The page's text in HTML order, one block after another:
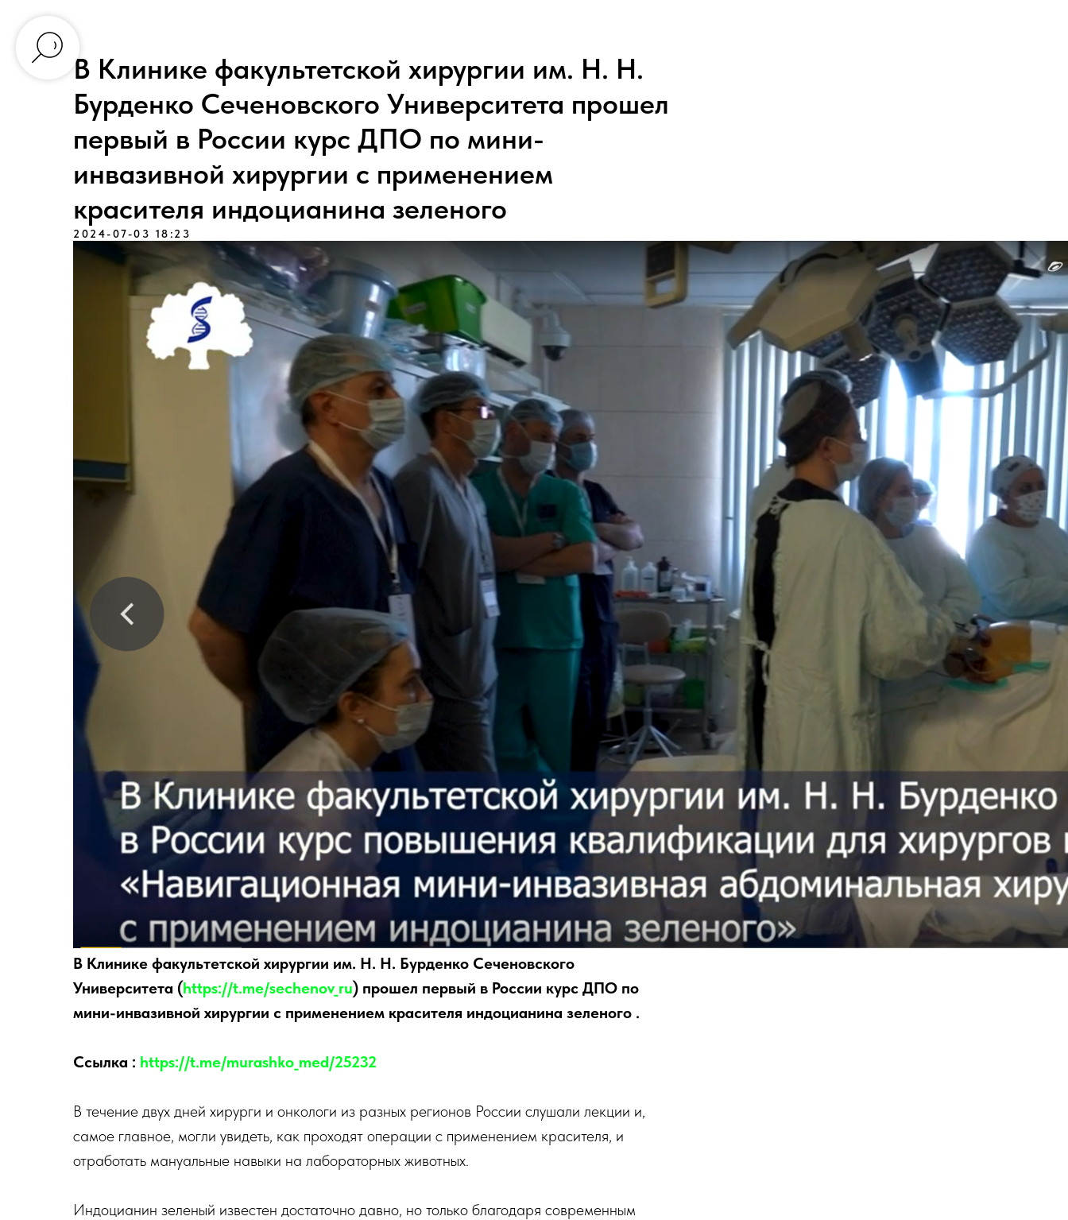
В Клинике факультетской хирургии им. Н. Н.
Бурденко Сеченовского Университета прошел
первый в России курс ДПО по мини-
инвазивной хирургии с применением
красителя индоцианина зеленого
2024-07-03 18:23
В Клинике факультетской хирургии им. Н. Н. Бурденко Сеченовского
Университета (https://t.me/sechenov_ru) прошел первый в России курс ДПО по
мини-инвазивной хирургии с применением красителя индоцианина зеленого .
Ссылка : https://t.me/murashko_med/25232
В течение двух дней хирурги и онкологи из разных регионов России слушали лекции и,
самое главное, могли увидеть, как проходят операции с применением красителя, и
отработать мануальные навыки на лабораторных животных.
Индоцианин зеленый известен достаточно давно, но только благодаря современным